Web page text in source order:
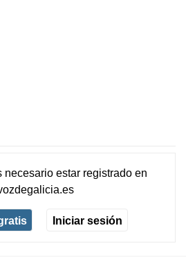
necesario estar registradoen
Iniciar sesión